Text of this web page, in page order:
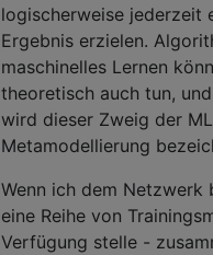
logischerweise jederzeit
Ergebnis erzielen.
maschinelles Lernen
theoretisch auch tun,
wird dieser Zweig der
Metamodellierung
Wenn ich dem Netzwerk
eine Reihe von
Verfügung stelle -